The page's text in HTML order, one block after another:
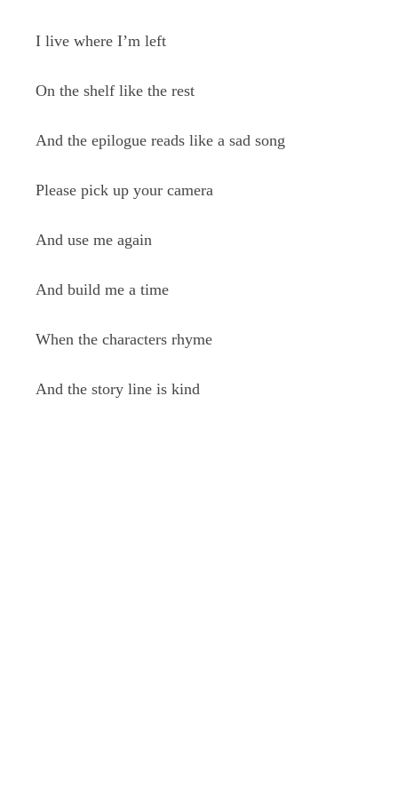
I live where I’m left
On the shelf like the rest
And the epilogue reads like a sad song
Please pick up your camera
And use me again
And build me a time
When the characters rhyme
And the story line is kind